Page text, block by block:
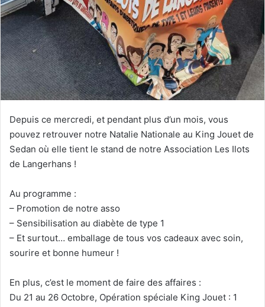
Depuis ce mercredi, et pendant plus d’un mois, vous
pouvez retrouver notre Natalie Nationale au King Jouet de
Sedan où elle tient le stand de notre Association Les Ilots
de Langerhans !
Au programme :
– Promotion de notre asso
– Sensibilisation au diabète de type 1
– Et surtout… emballage de tous vos cadeaux avec soin,
sourire et bonne humeur !
En plus, c’est le moment de faire des affaires :
Du 21 au 26 Octobre, Opération spéciale King Jouet : 1